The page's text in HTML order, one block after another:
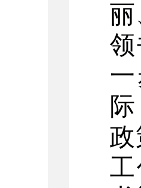
丽